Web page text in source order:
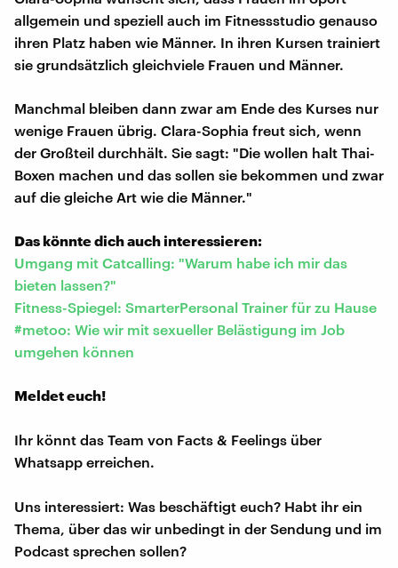
allgemein und speziell auch im Fitnessstudio genauso
ihren Platz haben wie Männer. In ihren Kursen trainiert
sie grundsätzlich gleichviele Frauen und Männer.
Manchmal bleiben dann zwar am Ende des Kurses nur
wenige Frauen übrig. Clara-Sophia freut sich, wenn
der Großteil durchhält. Sie sagt: "Die wollen halt Thai-
Boxen machen und das sollen sie bekommen und zwar
auf die gleiche Art wie die Männer."
Das könnte dich auch interessieren:
Umgang mit Catcalling: "Warum habe ich mir das
bieten lassen?"
Fitness-Spiegel: SmarterPersonal Trainer für zu Hause
#metoo: Wie wir mit sexueller Belästigung im Job
umgehen können
Meldet euch!
Ihr könnt das Team von Facts & Feelings über
Whatsapp erreichen.
Uns interessiert: Was beschäftigt euch? Habt ihr ein
Thema, über das wir unbedingt in der Sendung und im
Podcast sprechen sollen?